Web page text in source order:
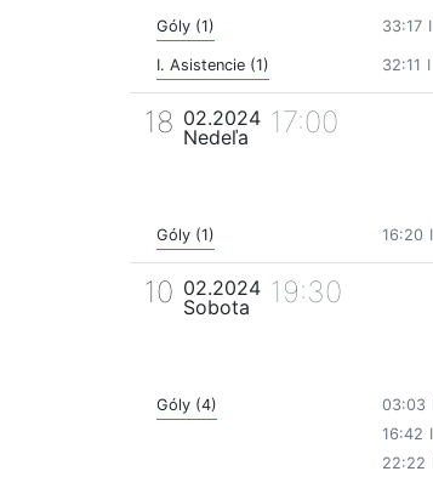
Góly (1) 33:17
I. Asistencie (1) 32:11
18 02.2024
Nedeľa
17:00
Góly (1) 16:20
10 02.2024
Sobota
19:30
Góly (4) 03:03
16:42
22:22